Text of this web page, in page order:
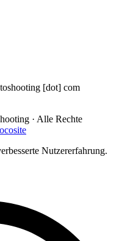
[dot] com
· Alle Rechte
Nutzererfahrung.